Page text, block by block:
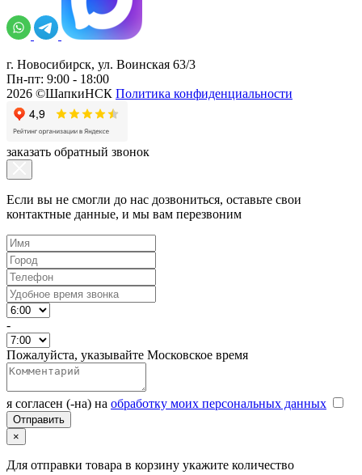
г. Новосибирск, ул. Воинская 63/3
Пн-пт: 9:00 - 18:00
2026 ©ШапкиНСК Политика конфиденциальности
заказать обратный звонок
Если вы не смогли до нас дозвониться, оставьте свои
контактные данные, и мы вам перезвоним
-
Пожалуйста, указывайте Московское время
я согласен (-на) на обработку моих персональных данных
×
Для отправки товара в корзину укажите количество